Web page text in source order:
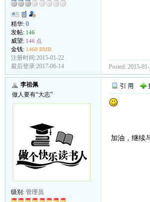
精华: 0
发帖: 146
威望: 146 点
金钱: 1460 RMB
注册时间:2015-01-22
最后登录:2017-06-14
Posted: 2015-
李祖佩
做人要有“大志”
级别: 管理员
加油，继续